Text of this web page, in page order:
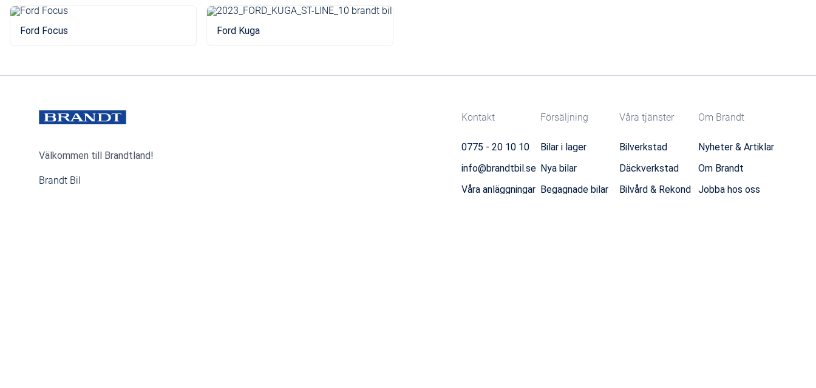
Ford Focus Ford Kuga
Välkommen till Brandtland!
Brandt Bil
Kontakt
0775 - 20 10 10
info@brandtbil.se
Våra anläggningar
Försäljning
Bilar i lager
Nya bilar
Begagnade bilar
Våra tjänster
Bilverkstad
Däckverkstad
Bilvård & Rekond
Om Brandt
Nyheter & Artiklar
Om Brandt
Jobba hos oss